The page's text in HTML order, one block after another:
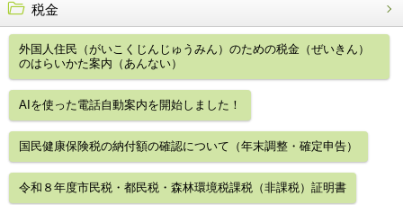
税金
外国人住民（がいこくじんじゅうみん）のための税金（ぜいきん）
のはらいかた案内（あんない）
AIを使った電話自動案内を開始しました！
国民健康保険税の納付額の確認について（年末調整・確定申告）
令和８年度市民税・都民税・森林環境税課税（非課税）証明書